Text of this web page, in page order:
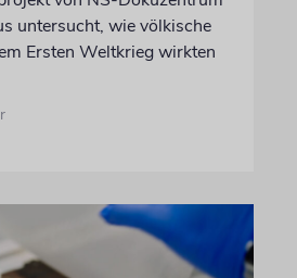
untersucht, wie völkische
Ersten Weltkrieg wirkten